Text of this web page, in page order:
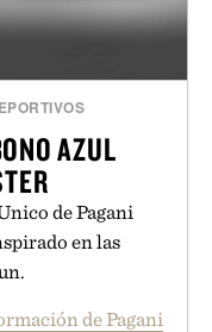
AZUL
de Pagani
en las
de Pagani